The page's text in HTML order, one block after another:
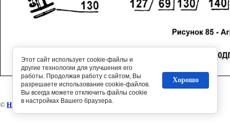
© НЕВА-диз
Этот сайт использует cookie-файлы и
другие технологии для улучшения его
работы. Продолжая работу с сайтом, Вы
разрешаете использование cookie-файлов.
Вы всегда можете отключить файлы cookie
в настройках Вашего браузера.
Хорошо